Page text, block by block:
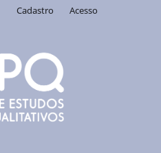
Cadastro Acesso